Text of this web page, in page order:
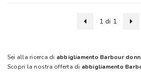
1 di 1
Sei alla ricerca di abbigliamento Barbour
Scopri la nostra offerta di abbigliamento